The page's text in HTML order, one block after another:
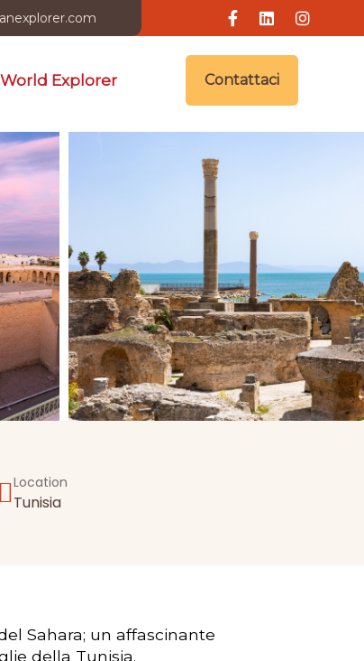
World Explorer Contattaci
Location
Tunisia
Sahara; un affascinante
della Tunisia.